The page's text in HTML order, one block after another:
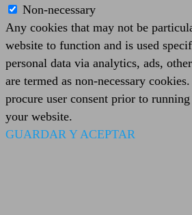
Non-necessary
Any cookies that may not be
website to function and is used
personal data via analytics, ads,
are termed as non-necessary
procure user consent prior to
your website.
GUARDAR Y ACEPTAR